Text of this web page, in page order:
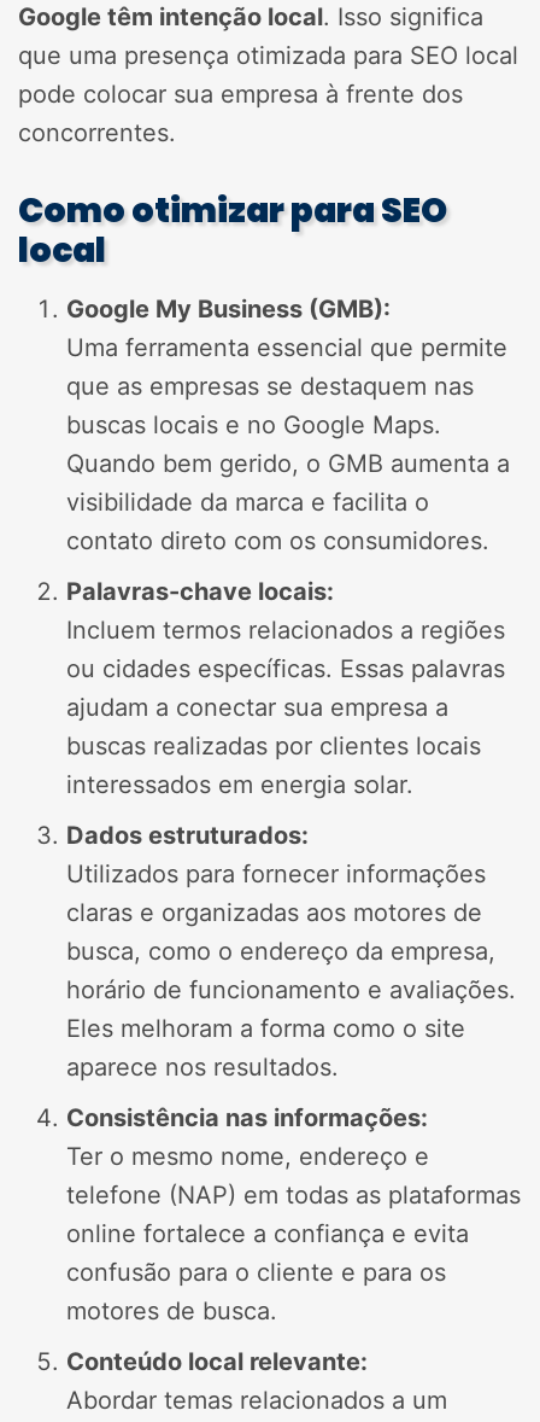
Google têm intenção local. Isso significa
que uma presença otimizada para SEO local
pode colocar sua empresa à frente dos
concorrentes.
Como otimizar para SEO
local
Google My Business (GMB):
Uma ferramenta essencial que permite
que as empresas se destaquem nas
buscas locais e no Google Maps.
Quando bem gerido, o GMB aumenta a
visibilidade da marca e facilita o
contato direto com os consumidores.
Palavras-chave locais:
Incluem termos relacionados a regiões
ou cidades específicas. Essas palavras
ajudam a conectar sua empresa a
buscas realizadas por clientes locais
interessados em energia solar.
Dados estruturados:
Utilizados para fornecer informações
claras e organizadas aos motores de
busca, como o endereço da empresa,
horário de funcionamento e avaliações.
Eles melhoram a forma como o site
aparece nos resultados.
Consistência nas informações:
Ter o mesmo nome, endereço e
telefone (NAP) em todas as plataformas
online fortalece a confiança e evita
confusão para o cliente e para os
motores de busca.
Conteúdo local relevante:
Abordar temas relacionados a um